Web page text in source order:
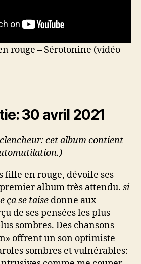
rouge – Sérotonine (vidéo
30 avril 2021
cet album contient
fille en rouge, dévoile ses
album très attendu. si
ça se taise donne aux
de ses pensées les plus
sombres. Des chansons
offrent un son optimiste
sombres et vulnérables: